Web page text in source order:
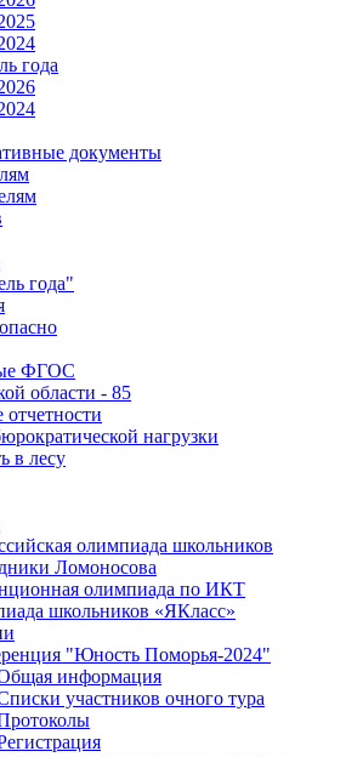
года
документы
года"
ФГОС
области - 85
нагрузки
в лесу
олимпиада школьников
Ломоносова
олимпиада по ИКТ
школьников «ЯКласс»
"Юность Поморья-2024"
информация
участников очного тура